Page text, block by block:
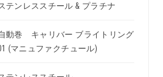
テンレススチール & プラチナ
動巻 キャリバー ブライトリング
(マニュファクチュール)